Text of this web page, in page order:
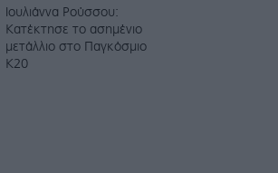
Ιουλιάννα Ρούσσου:
Κατέκτησε το ασημένιο
μετάλλιο στο Παγκόσμιο
Κ20